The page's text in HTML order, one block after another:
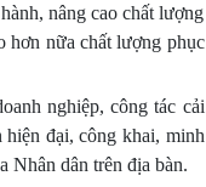
nâng cao chất lượng
hơn nữa chất lượng phục
nghiệp, công tác cải
hiện đại, công khai, minh
Nhân dân trên địa bàn.